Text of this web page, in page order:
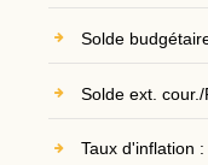
Solde
Solde ext.
Taux d'inflation